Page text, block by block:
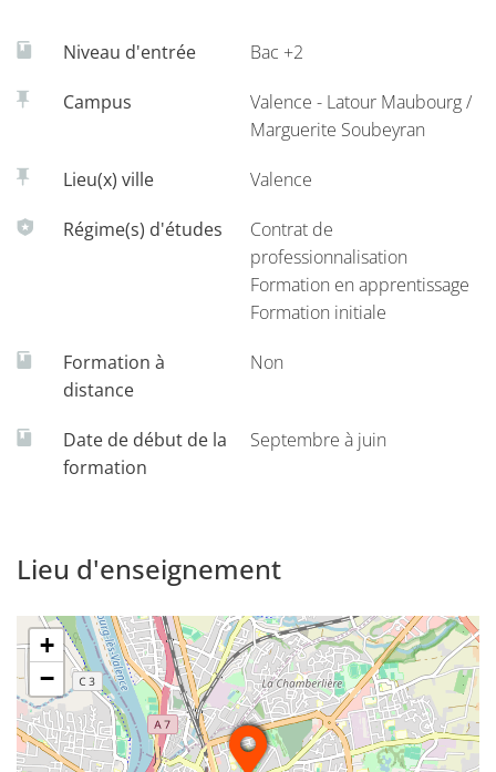
En plaçant « l'économie au service de l’eau » mais aussi «
objectif de former des acteurs du développement
territorial œuvrant, tant sur le plan national qu’international,
à une gestion soutenable de l’eau, appréhendée à travers
(notamment climatiques), il s’agit d’interroger le potentiel
transformateur des transitions hydriques (agroécologie,
ingénierie aquatique, gestion patrimoniale des
infrastructures, innovations socio-techniques…)
Niveau d'entrée Bac +2
Campus
Valence - Latour Maubourg /
Marguerite Soubeyran
Lieu(x) ville Valence
Régime(s) d'études
Contrat de
professionnalisation
Formation en apprentissage
Formation initiale
Formation à
distance
Non
Date de début de la
formation
Septembre à juin
Lieu d'enseignement
+
−